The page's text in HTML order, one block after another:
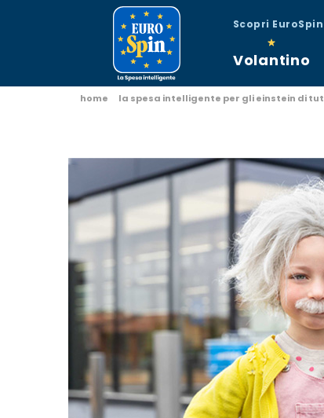
Scopri EuroSpin
Volantino
home la spesa intelligente per gli einstein di